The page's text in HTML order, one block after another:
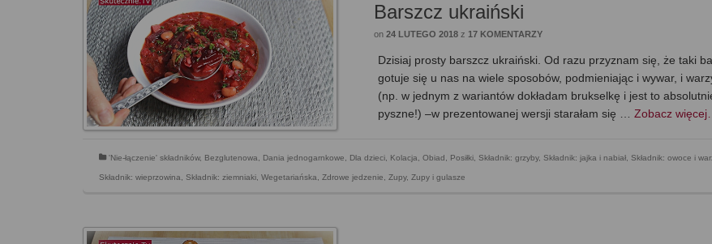
Barszcz ukraiński
on24 LUTEGO 2018 z 17 KOMENTARZY
Dzisiaj prosty barszcz ukraiński. Od razu przyznam się, że taki
gotuje się u nas na wiele sposobów, podmieniając i wywar, i
(np. w jednym z wariantów dokładam brukselkę i jest to
pyszne!) –w prezentowanej wersji starałam się …Zobacz
'Nie-łączenie' składników, Bezglutenowa, Dania jednogarnkowe, Dla dzieci, Kolacja, Obiad, Posiłki, Składnik: grzyby, Składnik: jajka i nabiał, Składnik: owoce i
Składnik: wieprzowina, Składnik: ziemniaki, Wegetariańska, Zdrowe jedzenie, Zupy, Zupy i gulasze